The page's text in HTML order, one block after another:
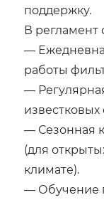
поддержку.
В регламент
—
работы
—
— Сезонная
(для
климате).
— Обучение